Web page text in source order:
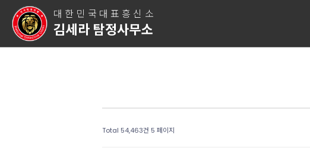
대한민국대표흥신소
김세라 탐정사무소
Total 54,463건 5 페이지